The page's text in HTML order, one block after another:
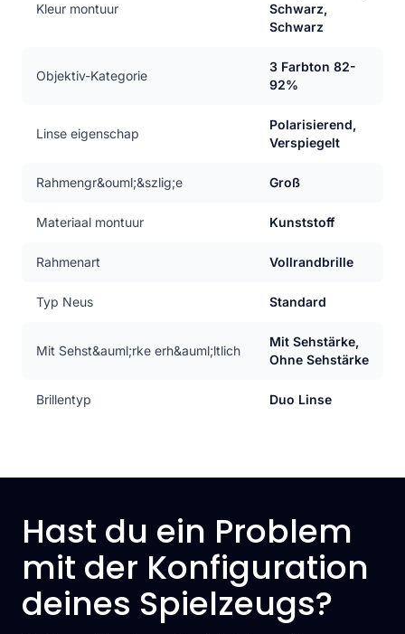
Kleur montuur
Schwarz,
Schwarz
Objektiv-Kategorie
3 Farbton 82-
92%
Linse eigenschap
Polarisierend,
Verspiegelt
Rahmengr&ouml;&szlig;e Groß
Materiaal montuur Kunststoff
Rahmenart Vollrandbrille
Typ Neus Standard
Mit Sehst&auml;rke erh&auml;ltlich
Mit Sehstärke,
Ohne Sehstärke
Brillentyp Duo Linse
Hast du ein Problem
mit der Konfiguration
deines Spielzeugs?